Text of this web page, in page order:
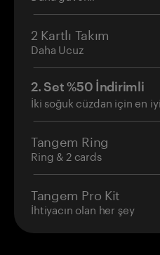
2 Kartlı Takım
Daha Ucuz
2. Set %50 İndirimli
İki soğuk cüzdan için en
Tangem Ring
Ring & 2 cards
Tangem Pro Kit
İhtiyacın olan her şey